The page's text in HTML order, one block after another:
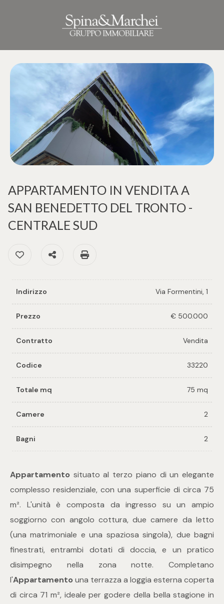
APPARTAMENTO IN VENDITA A
SAN BENEDETTO DEL TRONTO -
CENTRALE SUD
Preferiti: Cod. 33220
Condividi
Indirizzo Via Formentini, 1
Prezzo € 500.000
Contratto Vendita
Codice 33220
Totale mq 75 mq
Camere 2
Bagni 2
Appartamento situato al terzo piano di un elegante
complesso residenziale, con una superficie di circa 75
m². L'unità è composta da ingresso su un ampio
soggiorno con angolo cottura, due camere da letto
(una matrimoniale e una spaziosa singola), due bagni
finestrati, entrambi dotati di doccia, e un pratico
disimpegno nella zona notte. Completano
l'Appartamento una terrazza a loggia esterna coperta
di circa 71 m², ideale per godere della bella stagione in
I nostri
cantieri
Cosa
facciamo
Valuta e
tuo
Contratto
Qualsiasi
Vendita
Affitto
Scegli
dove
cercare
Provincia
Tipologia
multiscelta
Qualsiasi
Commerciali
Industriali
Terreni
Prezzo